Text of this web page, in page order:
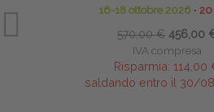
16-18 ottobre 2026 ∙ 20
570,00 € 456,00
IVA compresa
Risparmia: 114,00
saldando entro il 30/